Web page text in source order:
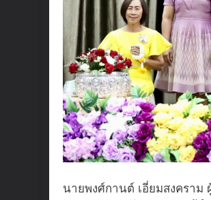
นายพงศ์กานต์ เอี่ยมสงครา